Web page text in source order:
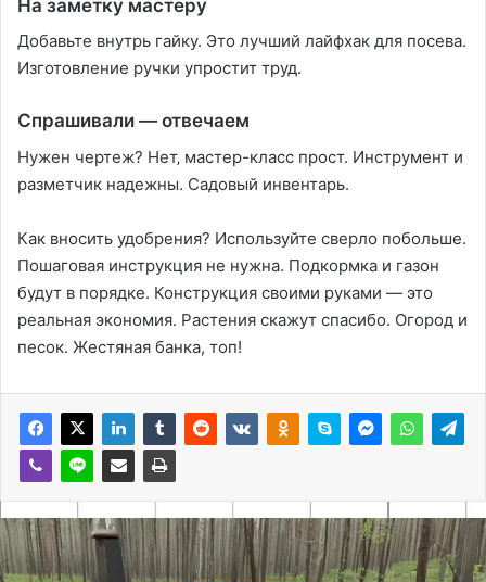
На заметку мастеру
Добавьте внутрь гайку. Это лучший лайфхак для посева.
Изготовление ручки упростит труд.
Спрашивали — отвечаем
Нужен чертеж? Нет‚ мастер-класс прост. Инструмент и
разметчик надежны. Садовый инвентарь.
Как вносить удобрения? Используйте сверло побольше.
Пошаговая инструкция не нужна. Подкормка и газон
будут в порядке. Конструкция своими руками — это
реальная экономия. Растения скажут спасибо. Огород и
песок. Жестяная банка, топ!